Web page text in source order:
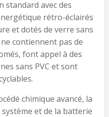
avec des
rétro-éclairés
et dotés de verre sans
contiennent pas de
font appel à des
sans PVC et sont
chimique avancé, la
et de la batterie